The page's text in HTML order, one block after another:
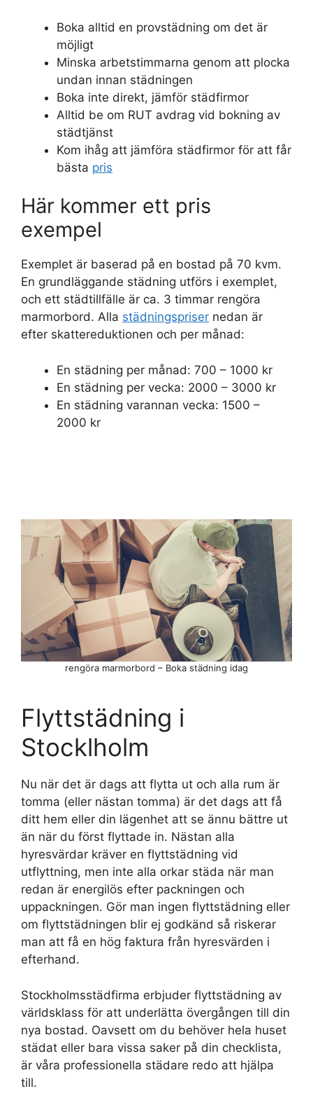
Boka alltid en provstädning om det är
möjligt
Minska arbetstimmarna genom att plocka
undan innan städningen
Boka inte direkt, jämför städfirmor
Alltid be om RUT avdrag vid bokning av
städtjänst
Kom ihåg att jämföra städfirmor för att får
bästa pris
Här kommer ett pris
exempel
Exemplet är baserad på en bostad på 70 kvm.
En grundläggande städning utförs i exemplet,
och ett städtillfälle är ca. 3 timmar rengöra
marmorbord. Alla städningspriser nedan är
efter skattereduktionen och per månad:
En städning per månad: 700 – 1000 kr
En städning per vecka: 2000 – 3000 kr
En städning varannan vecka: 1500 –
2000 kr
Flyttstädning i
Stocklholm
Nu när det är dags att flytta ut och alla rum är
tomma (eller nästan tomma) är det dags att få
ditt hem eller din lägenhet att se ännu bättre ut
än när du först flyttade in. Nästan alla
hyresvärdar kräver en flyttstädning vid
utflyttning, men inte alla orkar städa när man
redan är energilös efter packningen och
uppackningen. Gör man ingen flyttstädning eller
om flyttstädningen blir ej godkänd så riskerar
man att få en hög faktura från hyresvärden i
efterhand.
Stockholmsstädfirma erbjuder flyttstädning av
världsklass för att underlätta övergången till din
nya bostad. Oavsett om du behöver hela huset
städat eller bara vissa saker på din checklista,
är våra professionella städare redo att hjälpa
till.
rengöra marmorbord – Boka städning idag